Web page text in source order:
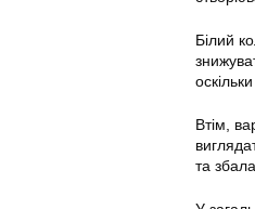
Білий
Втім,
та